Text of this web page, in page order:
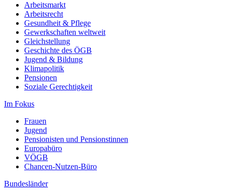
Arbeitsmarkt
Arbeitsrecht
Gesundheit & Pflege
Gewerkschaften weltweit
Gleichstellung
Geschichte des ÖGB
Jugend & Bildung
Klimapolitik
Pensionen
Soziale Gerechtigkeit
Im Fokus
Frauen
Jugend
Pensionisten und Pensionstinnen
Europabüro
VÖGB
Chancen-Nutzen-Büro
Bundesländer